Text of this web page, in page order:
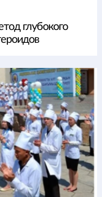
глубокого